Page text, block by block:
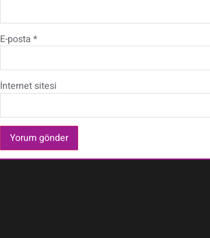
E-posta *
İnternet sitesi